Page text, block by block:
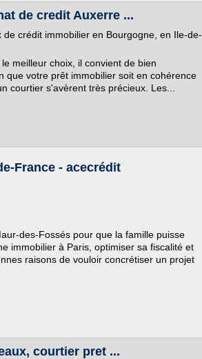
de credit Auxerre ...
crédit immobilier en Bourgogne, en Ile-de-
meilleur choix, il convient de bien
que votre prêt immobilier soit en cohérence
courtier s'avèrent très précieux. Les...
France - acecrédit
des-Fossés pour que la famille puisse
immobilier à Paris, optimiser sa fiscalité et
raisons de vouloir concrétiser un projet
courtier pret ...